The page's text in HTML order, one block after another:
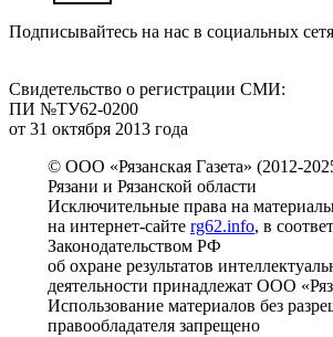
Подписывайтесь на нас в социальных
Свидетельство о регистрации СМИ:
ПИ №ТУ62-0200
от 31 октября 2013 года
© ООО «Рязанская Газета» (2012-
Рязани и Рязанской области
Исключительные права на
на интернет-сайте rg62.info, в
Законодательством РФ
об охране результатов
деятельности принадлежат ООО
Использование материалов без
правообладателя запрещено